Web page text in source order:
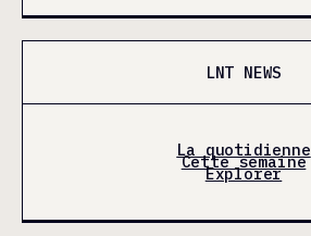
LNT NEWS
La quotidienne
Cette semaine
Explorer